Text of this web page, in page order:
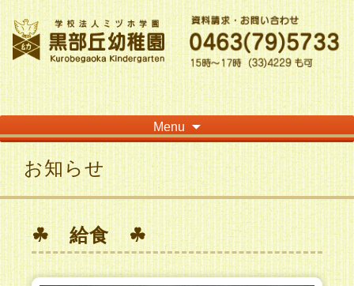
神奈川県平塚市の「学校法人ミヅホ学園黒部丘幼稚園」です！高麗山が見える閑静
な住宅街にある静かな環境で幼児教育を行っています
Menu
to
content
お知らせ
☘ 給食 ☘